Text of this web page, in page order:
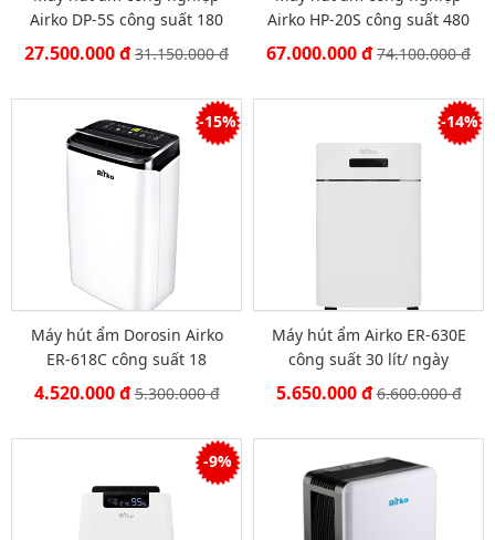
Airko DP-5S công suất 180
lít/ngày
27.500.000 đ31.150.000 đ
Airko HP-20S công suất 480
lít/ ngày
67.000.000 đ74.100.000 đ
-15%
Máy hút ẩm Dorosin Airko
ER-618C công suất 18
lít/ngày
4.520.000 đ5.300.000 đ
-14%
Máy hút ẩm Airko ER-630E
công suất 30 lít/ ngày
5.650.000 đ6.600.000 đ
-9%